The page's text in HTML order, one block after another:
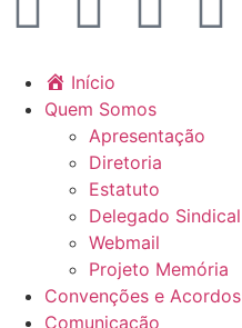
Início
Quem Somos
Apresentação
Diretoria
Estatuto
Delegado Sindical
Webmail
Projeto Memória
Convenções e Acordos
Comunicação